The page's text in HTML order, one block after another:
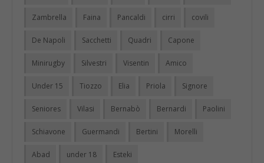
Zambrella Faina Pancaldi cirri covili
De Napoli Sacchetti Quadri Capone
Minirugby Silvestri Visentin Amico
Under 15 Tiozzo Elia Priola Signore
Seniores Vilasi Bernabò Bernardi Paolini
Schiavone Guermandi Bertini Morelli
Abad under 18 Esteki